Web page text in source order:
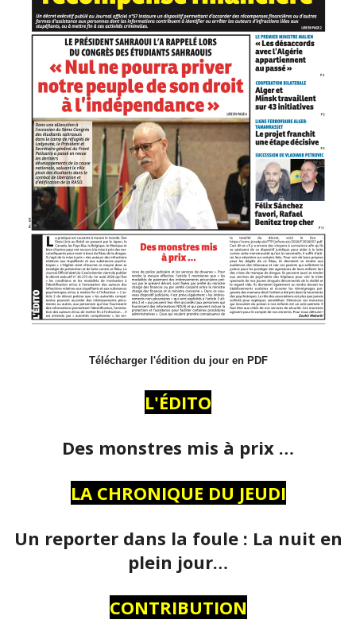
Télécharger l'édition du jour en PDF
L'ÉDITO
Des monstres mis à prix …
LA CHRONIQUE DU JEUDI
Un reporter dans la foule : La nuit en
plein jour…
CONTRIBUTION